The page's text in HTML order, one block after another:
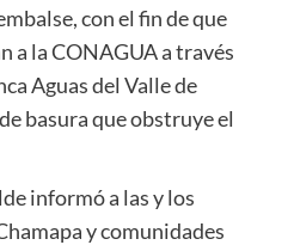
con el fin de que
a la CONAGUA a través
Aguas del Valle de
basura que obstruye el
informó a las y los
y comunidades